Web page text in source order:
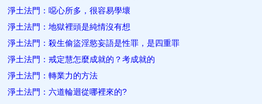
淨土法門：噁心所多，很容易學壞
淨土法門：地獄裡頭是純情沒有想
淨土法門：殺生偷盜淫慾妄語是性罪，是四重罪
淨土法門：戒定慧怎麼成就的？考成就的
淨土法門：轉業力的方法
淨土法門：六道輪迴從哪裡來的?